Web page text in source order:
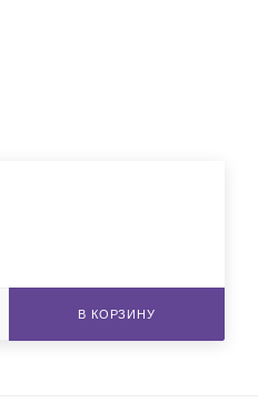
В КОРЗИНУ